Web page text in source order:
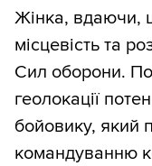
Жінка, вдаючи,
місцевість та
Сил оборони.
геолокації
бойовику, який
командуванню